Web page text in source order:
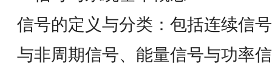
信号的定义与分类：包括连续信
与非周期信号、能量信号与功率